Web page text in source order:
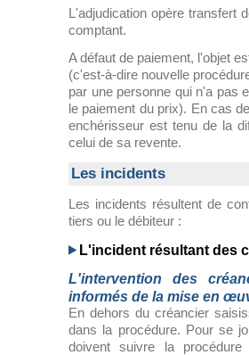
L'adjudication opère transfert
comptant.
A défaut de paiement, l'objet
(c'est-à-dire nouvelle
par une personne qui n'a pas
le paiement du prix). En cas
enchérisseur est tenu de la
celui de sa revente.
Les incidents
Les incidents résultent de
tiers ou le débiteur :
L'incident résultant des
L'intervention des
informés de la mise en
En dehors du créancier
dans la procédure. Pour se
doivent suivre la